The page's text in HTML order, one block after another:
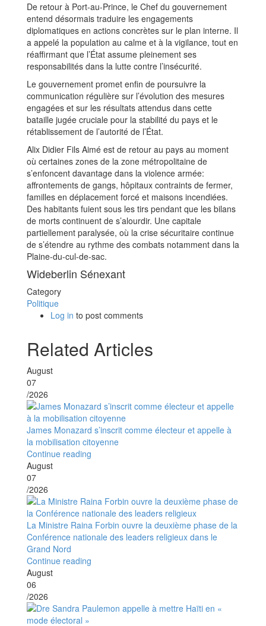
De retour à Port-au-Prince, le Chef du gouvernement
entend désormais traduire les engagements
diplomatiques en actions concrètes sur le plan interne. Il
a appelé la population au calme et à la vigilance, tout en
réaffirmant que l’État assume pleinement ses
responsabilités dans la lutte contre l’insécurité.
Le gouvernement promet enfin de poursuivre la
communication régulière sur l’évolution des mesures
engagées et sur les résultats attendus dans cette
bataille jugée cruciale pour la stabilité du pays et le
rétablissement de l’autorité de l’État.
Alix Didier Fils Aimé est de retour au pays au moment
où certaines zones de la zone métropolitaine de
s’enfoncent davantage dans la violence armée:
affrontements de gangs, hôpitaux contraints de fermer,
familles en déplacement forcé et maisons incendiées.
Des habitants fuient sous les tirs pendant que les bilans
de morts continuent de s’alourdir. Une capitale
partiellement paralysée, où la crise sécuritaire continue
de s’étendre au rythme des combats notamment dans la
Plaine-du-cul-de-sac.
Wideberlin Sénexant
Category
Politique
Log in to post comments
Related Articles
August
07
/2026
James Monazard s’inscrit comme électeur et appelle à
la mobilisation citoyenne
Continue reading
August
07
/2026
La Ministre Raina Forbin ouvre la deuxième phase de la
Conférence nationale des leaders religieux dans le
Grand Nord
Continue reading
August
06
/2026